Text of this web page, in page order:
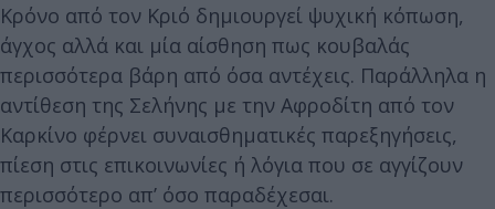
Κρόνο από τον Κριό δημιουργεί ψυχική κόπωση,
άγχος αλλά και μία αίσθηση πως κουβαλάς
περισσότερα βάρη από όσα αντέχεις. Παράλληλα η
αντίθεση της Σελήνης με την Αφροδίτη από τον
Καρκίνο φέρνει συναισθηματικές παρεξηγήσεις,
πίεση στις επικοινωνίες ή λόγια που σε αγγίζουν
περισσότερο απ’ όσο παραδέχεσαι.